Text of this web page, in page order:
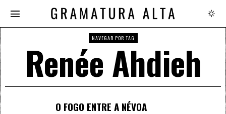
NAVEGAR POR TAG
Renée Ahdieh
O FOGO ENTRE A NÉVOA